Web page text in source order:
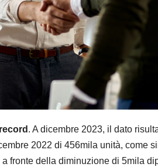
. A dicembre 2023, il dato
2022 di 456mila unità, come
fronte della diminuzione di 5mila